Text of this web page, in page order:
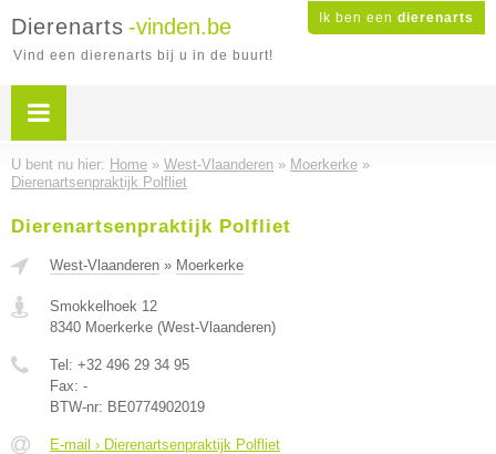
Ik ben een dierenarts
Dierenarts -vinden.be
Vind een dierenarts bij u in de buurt!
U bent nu hier: Home » West-Vlaanderen » Moerkerke »
Dierenartsenpraktijk Polfliet
Dierenartsenpraktijk Polfliet
West-Vlaanderen » Moerkerke
Smokkelhoek 12
8340 Moerkerke (West-Vlaanderen)
Tel: +32 496 29 34 95
Fax: -
BTW-nr: BE0774902019
E-mail › Dierenartsenpraktijk Polfliet